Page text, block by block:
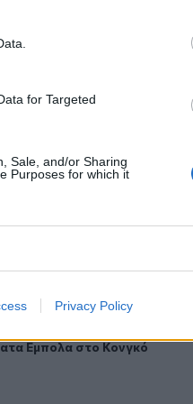
for Targeted
Sale, and/or Sharing
Purposes for which it
Privacy Policy
και 6 άτομα σε σχολείο
Εμπολα στο Κονγκό
10:46
Εμπολα στο Κονγκό